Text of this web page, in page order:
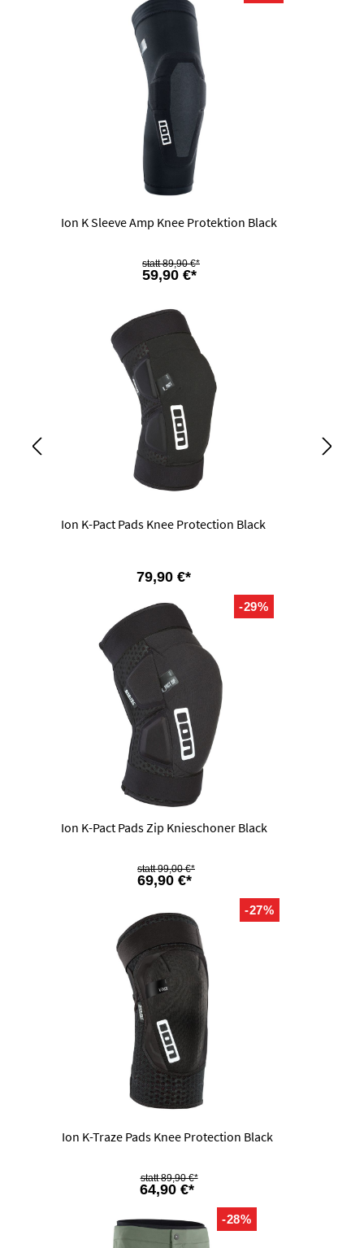
Ion K Sleeve Amp Knee Protektion Black
59,90 €*
89,90 €*
Ion K-Pact Pads Knee Protection Black
79,90 €*
-29%
Ion K-Pact Pads Zip Knieschoner Black
69,90 €*
99,00 €*
-27%
Ion K-Traze Pads Knee Protection Black
64,90 €*
89,90 €*
-28%